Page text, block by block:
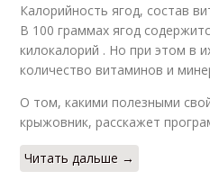
Калорийность ягод, состав
В 100 граммах ягод
килокалорий . Но при этом в
количество витаминов и
О том, какими полезными
крыжовник, расскажет
Читать дальше →